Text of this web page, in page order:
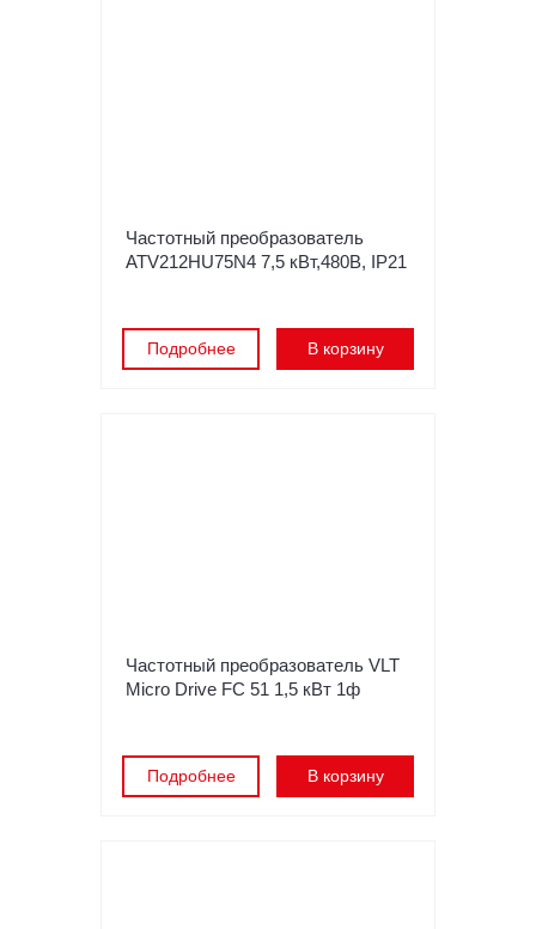
Частотный преобразователь
ATV212HU75N4 7,5 кВт,480В, IP21
Подробнее В корзину
Частотный преобразователь VLT
Micro Drive FC 51 1,5 кВт 1ф
Подробнее В корзину